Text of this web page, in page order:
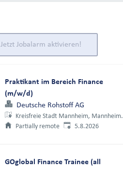
Jetzt Jobalarm aktivieren!
Praktikant im Bereich Finance
(m/w/d)
Deutsche Rohstoff AG
Kreisfreie Stadt Mannheim, Mannheim,
Deutschland
Partially remote Veröffentlicht
5.8.2026
GOglobal Finance Trainee (all